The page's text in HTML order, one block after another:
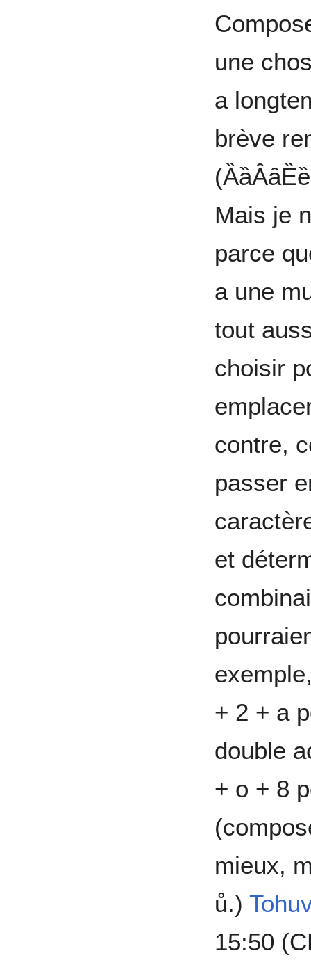
une
a
brève
Mais je
parce
a une
tout
choisir
contre,
passer
et
+ 2 + a
double
+ o + 8
mieux,
ů.)
15:50